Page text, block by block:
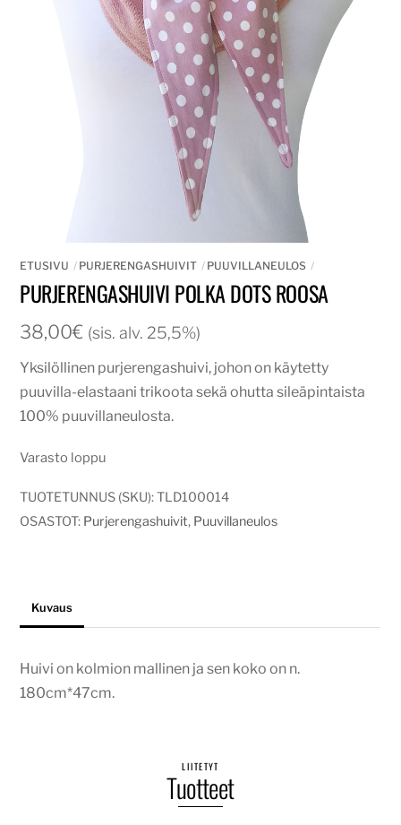
ETUSIVU PURJERENGASHUIVIT PUUVILLANEULOS
PURJERENGASHUIVI POLKA DOTS ROOSA
38,00€ (sis. alv. 25,5%)
Yksilöllinen purjerengashuivi, johon on käytetty
puuvilla-elastaani trikoota sekä ohutta sileäpintaista
100% puuvillaneulosta.
Varasto loppu
TUOTETUNNUS (SKU):TLD100014
OSASTOT: Purjerengashuivit, Puuvillaneulos
Kuvaus
Huivi on kolmion mallinen ja sen koko on n.
180cm*47cm.
LIITETYT
Tuotteet